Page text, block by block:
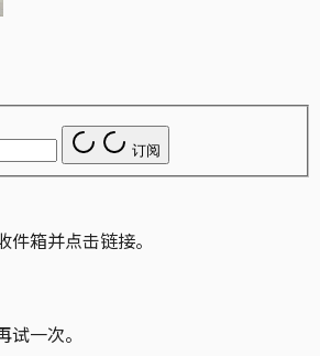
订阅
箱并点击链接。
一次。